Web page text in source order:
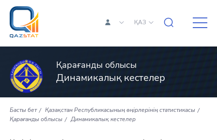
ҚАЗ
Қарағанды облысы
Динамикалық кестелер
Басты бет
Қазақстан Республикасының өңірлерінің статистикасы
Қарағанды облысы
Динамикалық кестелер